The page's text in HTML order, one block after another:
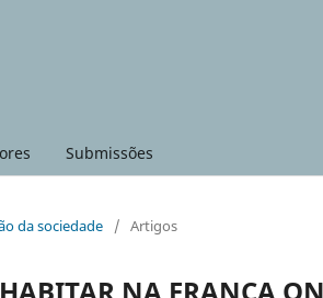
Submissões
da sociedade / Artigos
NA FRANÇA